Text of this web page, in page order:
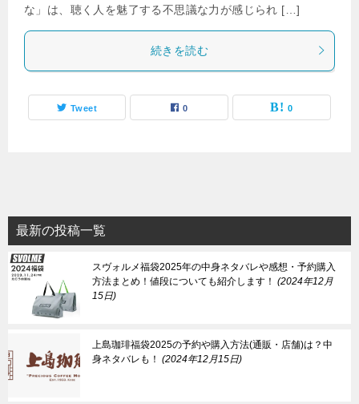
な」は、聴く人を魅了する不思議な力が感じられ […]
続きを読む
Tweet 0 0
最新の投稿一覧
スヴォルメ福袋2025年の中身ネタバレや感想・予約購入
方法まとめ！値段についても紹介します！
2024年12月
15日
上島珈琲福袋2025の予約や購入方法(通販・店舗)は？中
身ネタバレも！
2024年12月15日